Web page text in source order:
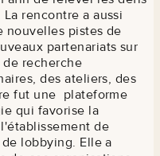
rencontre a aussi
pistes de
partenariats sur
recherche
des ateliers, des
fut une plateforme
qui favorise la
de
lobbying. Elle a